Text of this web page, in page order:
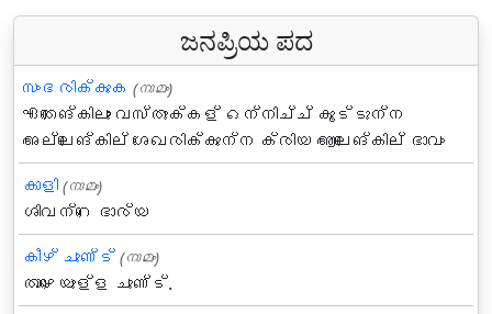
ಜನಪ್ರಿಯ ಪದ
സംഭരിക്കുക (നാമം)
ഏതെങ്കിലും വസ്തുക്കള്‍ ഒന്നിച്ച് കൂട്ടുന്ന
അല്ലെങ്കില് ശേഖരിക്കുന്ന ക്രിയ ആലെങ്കില്‍ ഭാവം
കാളി (നാമം)
ശിവന്റെ ഭാര്യ
കീഴ് ചുണ്ട് (നാമം)
താഴെയുള്ള ചുണ്ട്.